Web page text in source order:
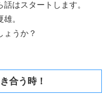
はスタートします。
。
ょうか？
合う時！